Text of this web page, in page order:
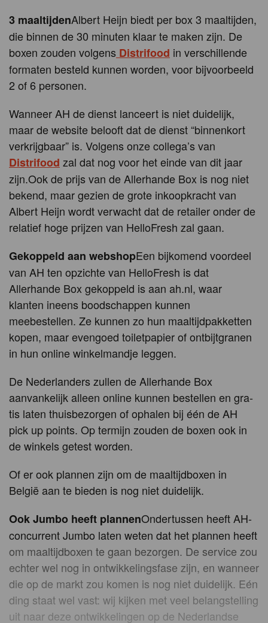
3 maaltijdenAlbert Heijn biedt per box 3 maaltijden,
die binnen de 30 minuten klaar te maken zijn. De
boxen zouden volgens Distrifood in verschillende
formaten besteld kunnen worden, voor bijvoorbeeld
2 of 6 personen.
Wanneer AH de dienst lanceert is niet duidelijk,
maar de website belooft dat de dienst “binnenkort
verkrijgbaar” is. Volgens onze collega’s van
Distrifood zal dat nog voor het einde van dit jaar
zijn.Ook de prijs van de Allerhande Box is nog niet
bekend, maar gezien de grote inkoopkracht van
Albert Heijn wordt verwacht dat de retailer onder de
relatief hoge prijzen van HelloFresh zal gaan.
Gekoppeld aan webshopEen bijkomend voordeel
van AH ten opzichte van HelloFresh is dat
Allerhande Box gekoppeld is aan ah.nl, waar
klanten ineens boodschappen kunnen
meebestellen. Ze kunnen zo hun maaltijdpakketten
kopen, maar evengoed toiletpapier of ontbijtgranen
in hun online winkelmandje leggen.
De Nederlanders zullen de Al­ler­han­de Box
aanvankelijk al­leen on­li­ne kunnen be­stel­len en gra­
tis la­ten thuis­be­zor­gen of op­ha­len bij één de AH
pick up points. Op termijn zouden de boxen ook in
de winkels getest worden.
Of er ook plannen zijn om de maaltijdboxen in
België aan te bieden is nog niet duidelijk.
Ook Jumbo heeft plannenOndertussen heeft AH-
concurrent Jumbo laten weten dat het plannen heeft
om maaltijdboxen te gaan bezorgen. De service zou
echter wel nog in ontwikkelingsfase zijn, en wanneer
die op de markt zou komen is nog niet duidelijk. Eén
ding staat wel vast: wij kijken met veel belangstelling
uit naar deze ontwikkelingen op de Nederlandse